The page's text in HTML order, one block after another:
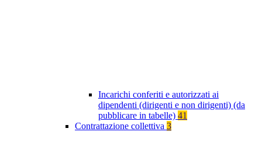
Incarichi conferiti e autorizzati ai
dipendenti (dirigenti e non dirigenti) (da
pubblicare in tabelle) 41
Contrattazione collettiva 3